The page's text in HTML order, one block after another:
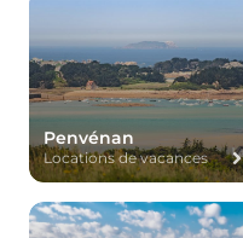
Penvénan
Locations de vacances